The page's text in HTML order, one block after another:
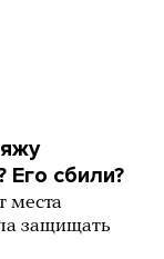
Его сбили?
места
защищать